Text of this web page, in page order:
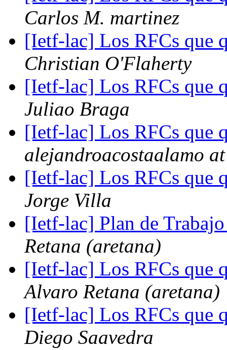
Carlos M. martinez
[Ietf-lac] Los RFCs que
Christian O'Flaherty
[Ietf-lac] Los RFCs que
Juliao Braga
[Ietf-lac] Los RFCs que
alejandroacostaalamo
[Ietf-lac] Los RFCs que
Jorge Villa
[Ietf-lac] Plan de
Retana (aretana)
[Ietf-lac] Los RFCs que
Alvaro Retana (aretana)
[Ietf-lac] Los RFCs que
Diego Saavedra